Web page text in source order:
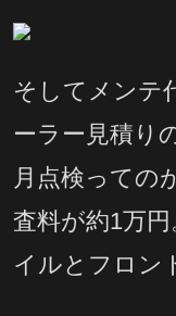
そしてメンテ
ーラー見積り
月点検っての
査料が約1万
イルとフロン